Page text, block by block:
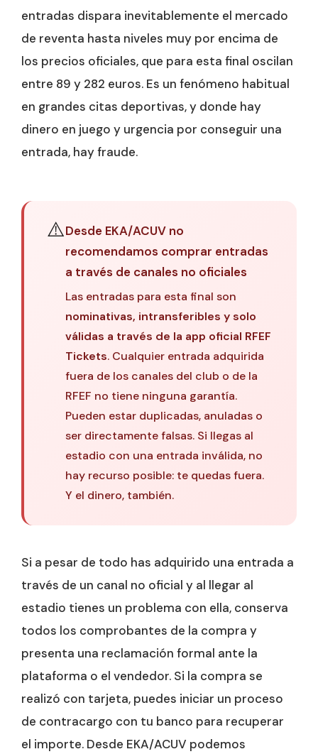
entradas dispara inevitablemente el mercado
de reventa hasta niveles muy por encima de
los precios oficiales, que para esta final oscilan
entre 89 y 282 euros. Es un fenómeno habitual
en grandes citas deportivas, y donde hay
dinero en juego y urgencia por conseguir una
entrada, hay fraude.
⚠️Desde EKA/ACUV no
recomendamos comprar entradas
a través de canales no oficiales
Las entradas para esta final son
nominativas, intransferibles y solo
válidas a través de la app oficial RFEF
Tickets. Cualquier entrada adquirida
fuera de los canales del club o de la
RFEF no tiene ninguna garantía.
Pueden estar duplicadas, anuladas o
ser directamente falsas. Si llegas al
estadio con una entrada inválida, no
hay recurso posible: te quedas fuera.
Y el dinero, también.
Si a pesar de todo has adquirido una entrada a
través de un canal no oficial y al llegar al
estadio tienes un problema con ella, conserva
todos los comprobantes de la compra y
presenta una reclamación formal ante la
plataforma o el vendedor. Si la compra se
realizó con tarjeta, puedes iniciar un proceso
de contracargo con tu banco para recuperar
el importe. Desde EKA/ACUV podemos